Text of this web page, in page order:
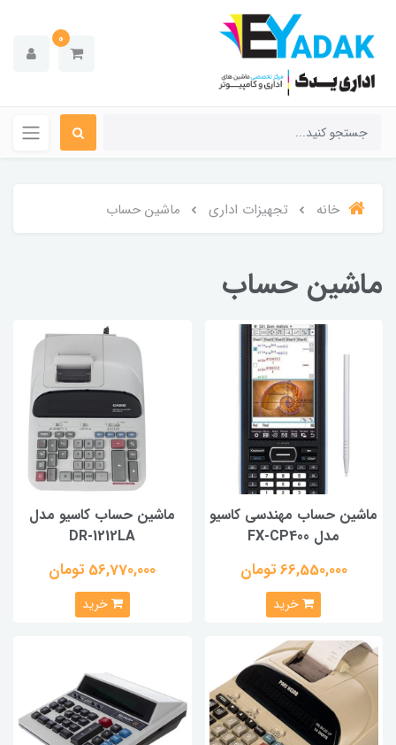
0
خانه تجهیزات اداری ماشین حساب
ماشین حساب
ماشین حساب مهندسی کاسیو
مدل FX-CP400
66,550,000 تومان
خرید
ماشین حساب کاسیو مدل
DR-1212LA
56,770,000 تومان
خرید